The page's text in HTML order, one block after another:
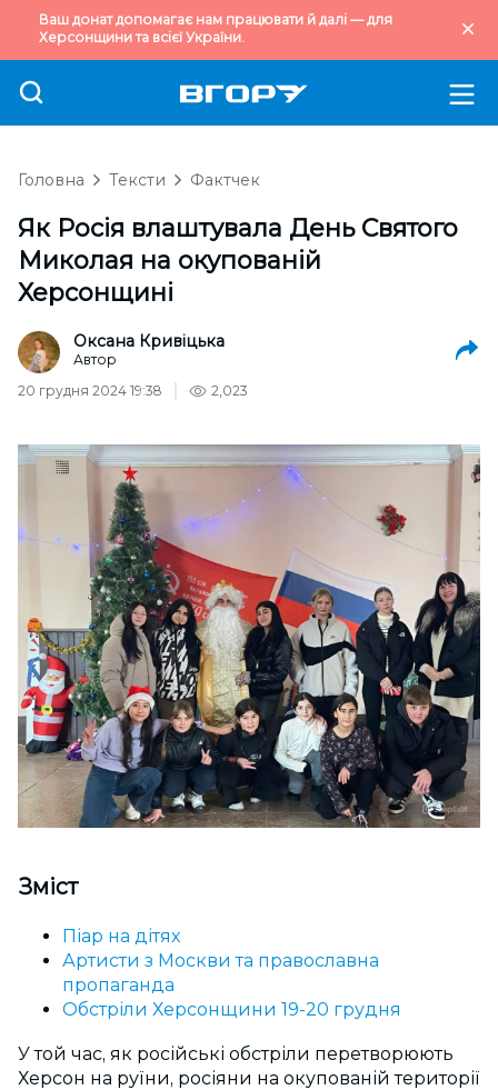
Ваш донат допомагає нам працювати й далі — для
Херсонщини та всієї України.
Головна Тексти Фактчек
Як Росія влаштувала День Святого
Миколая на окупованій
Херсонщині
Оксана Кривіцька
Автор
20 грудня 2024 19:38
2,023
Зміст
Піар на дітях
Артисти з Москви та православна
пропаганда
Обстріли Херсонщини 19-20 грудня
У той час, як російські обстріли перетворюють
Херсон на руїни, росіяни на окупованій території